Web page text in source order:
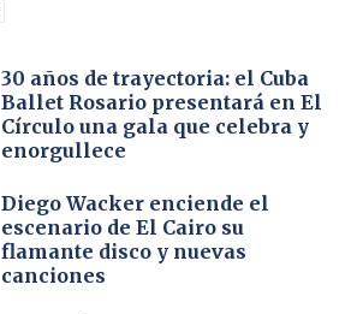
30 años de trayectoria: el Cuba
Ballet Rosario presentará en El
Círculo una gala que celebra y
enorgullece
Diego Wacker enciende el
escenario de El Cairo su
flamante disco y nuevas
canciones